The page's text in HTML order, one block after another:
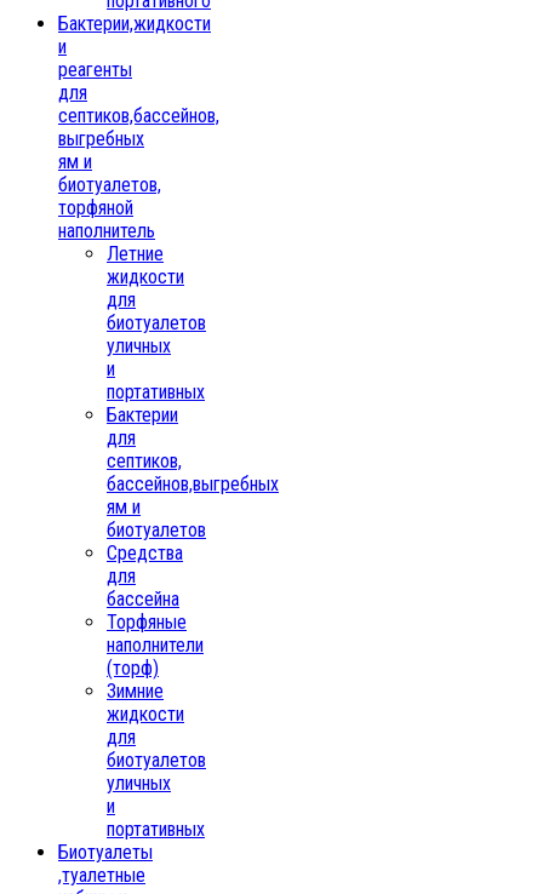
Бактерии,жидкости
и
реагенты
для
септиков,бассейнов,
выгребных
ям и
биотуалетов,
торфяной
наполнитель
Летние
жидкости
для
биотуалетов
уличных
и
портативных
Бактерии
для
септиков,
бассейнов,выгребных
ям и
биотуалетов
Средства
для
бассейна
Торфяные
наполнители
(торф)
Зимние
жидкости
для
биотуалетов
уличных
и
портативных
Биотуалеты
,туалетные